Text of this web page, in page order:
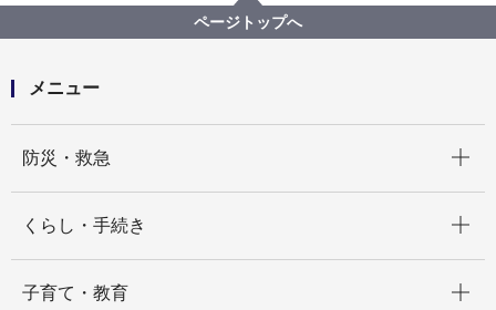
磯子のまち歩きデジタルスタンプラリー ～歴史・七福
神のスポットを巡る～ を開催します
ページトップへ
メニュー
防災・救急
くらし・手続き
子育て・教育